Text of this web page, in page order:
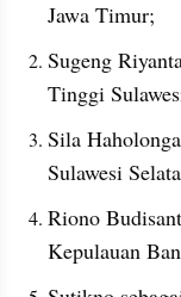
Jawa Timur;
Sugeng
Tinggi
Sila
Sulawesi
Riono
Kepulauan